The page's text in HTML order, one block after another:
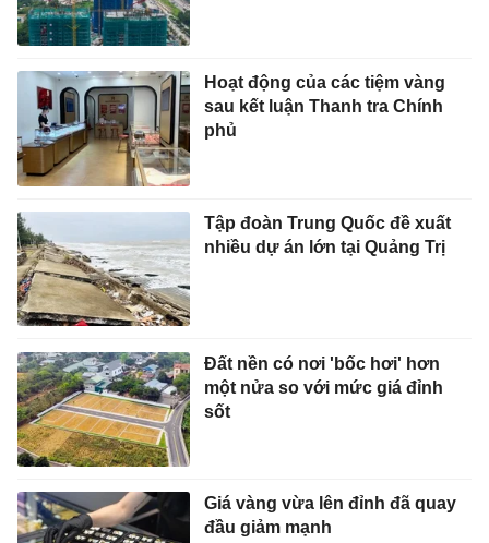
Hoạt động của các tiệm vàng
sau kết luận Thanh tra Chính
phủ
Tập đoàn Trung Quốc đề xuất
nhiều dự án lớn tại Quảng Trị
Đất nền có nơi 'bốc hơi' hơn
một nửa so với mức giá đỉnh
sốt
Giá vàng vừa lên đỉnh đã quay
đầu giảm mạnh